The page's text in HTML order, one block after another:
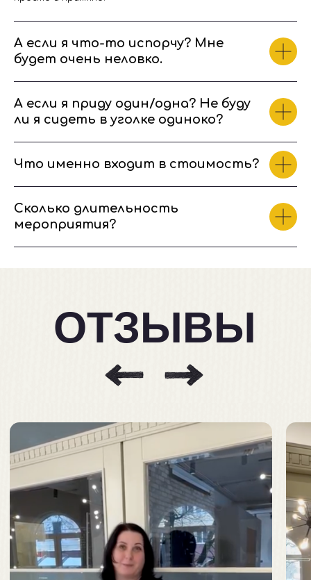
А если я что-то испорчу? Мне
будет очень неловко.
А если я приду один/одна? Не буду
ли я сидеть в уголке одиноко?
Что именно входит в стоимость?
Сколько длительность
мероприятия?
7 962 260 33 99
МЕНЕДЖЕР ОТВЕТИТ ВАМ
В РАБОЧЕЕ ВРЕМЯ
Вопрос?Ответ!
Как проходит?
ИП Малева Валерия Александровна
ОГРНИП 321392600040300
Разработка сайта: tilda_tech
Политика конфиденциальности
Техника безопасности
Договор оферты